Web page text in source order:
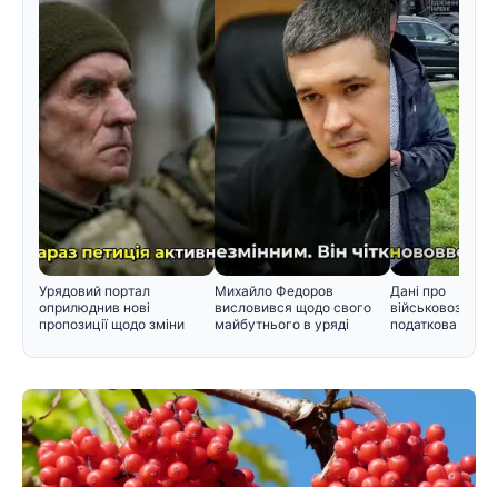
Урядовий портал
оприлюднив нові
пропозиції щодо зміни
Михайло Федоров
висловився щодо свого
майбутнього в уряді
Дані про
податкова